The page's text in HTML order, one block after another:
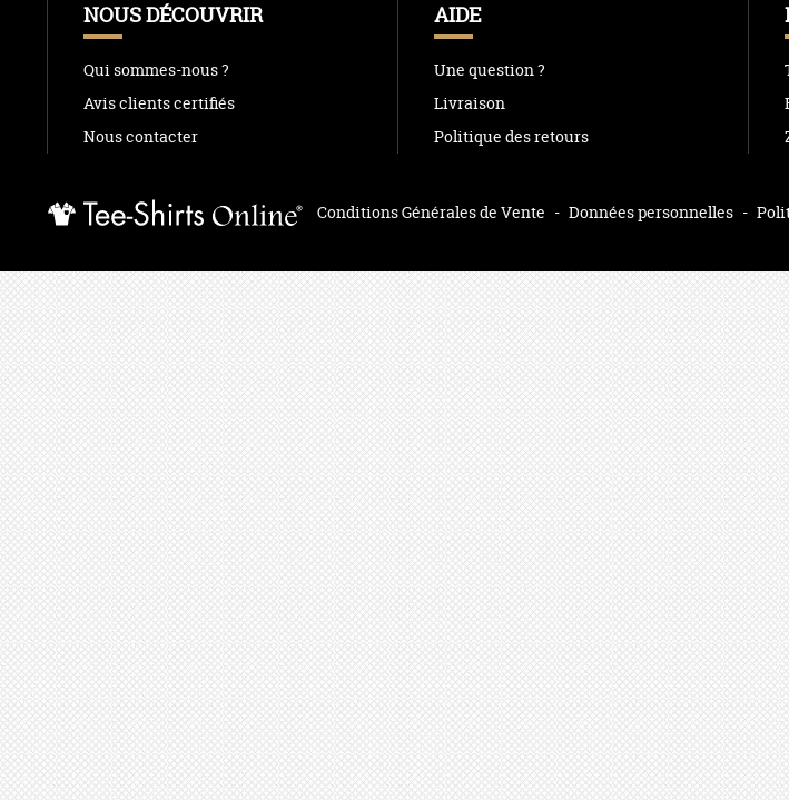
NOUS DÉCOUVRIR
Qui sommes-nous ?
Avis clients certifiés
Nous contacter
AIDE
Une question ?
Livraison
Politique des retours
Conditions Générales de Vente - Données personnelles -